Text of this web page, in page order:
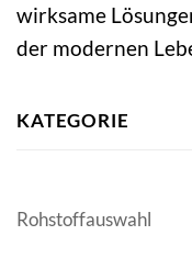
wirksame
der modernen
KATEGORIE
Rohstoffauswahl